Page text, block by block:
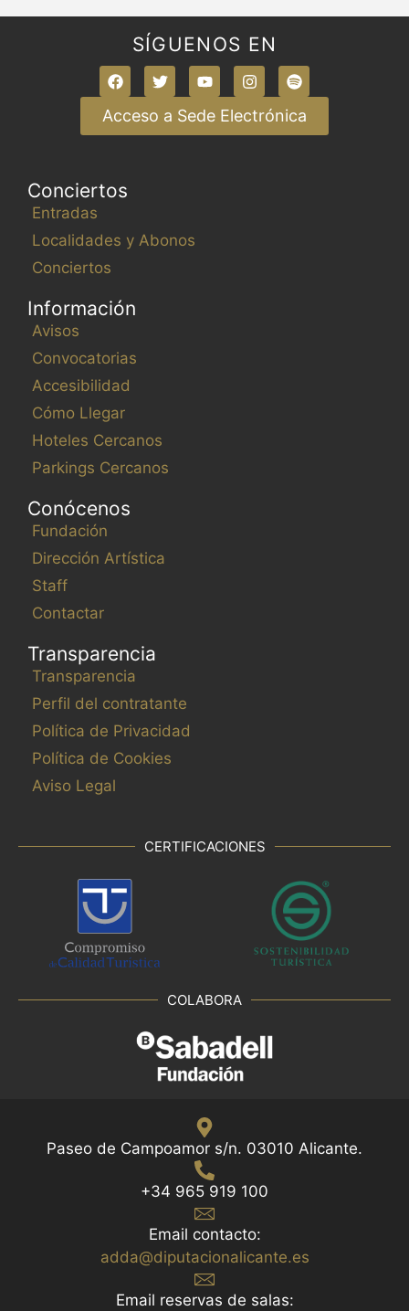
SÍGUENOS EN
Acceso a Sede Electrónica
Conciertos
Entradas
Localidades y Abonos
Conciertos
Información
Avisos
Convocatorias
Accesibilidad
Cómo Llegar
Hoteles Cercanos
Parkings Cercanos
Conócenos
Fundación
Dirección Artística
Staff
Contactar
Transparencia
Transparencia
Perfil del contratante
Política de Privacidad
Política de Cookies
Aviso Legal
CERTIFICACIONES
COLABORA
Paseo de Campoamor s/n. 03010 Alicante.
+34 965 919 100
Email contacto:
adda@diputacionalicante.es
Email reservas de salas: